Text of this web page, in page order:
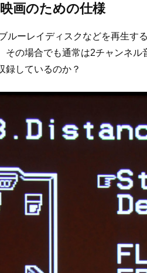
画のための仕様
ルーレイディスクなどを再生す
その場合でも通常は2チャンネ
録しているのか？